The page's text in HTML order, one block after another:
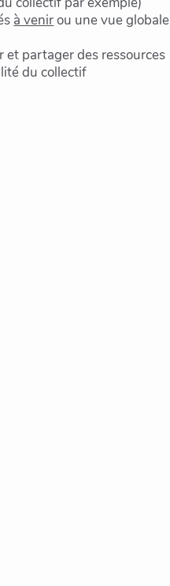
à venirou une vue globale
et partager des ressources
du collectif